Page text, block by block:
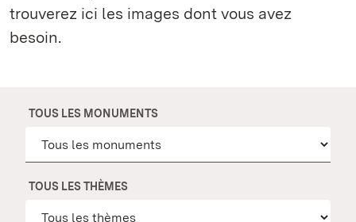
trouverez ici les images dont vous avez
besoin.
TOUS LES MONUMENTS
TOUS LES THÈMES